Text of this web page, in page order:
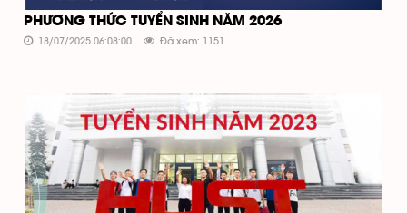
PHƯƠNG THỨC TUYỂN SINH NĂM 2026
18/07/2025 06:08:00 Đã xem: 1151